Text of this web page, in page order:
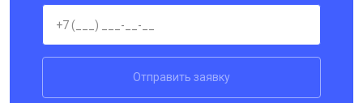
Отправить заявку